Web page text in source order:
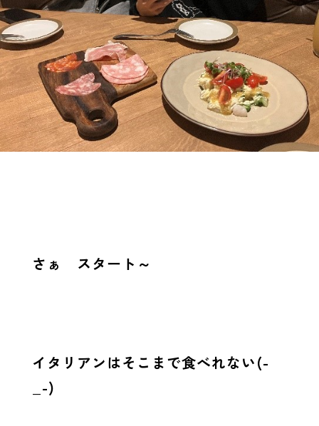
さぁ スタート～
イタリアンはそこまで食べれない(-
_-)